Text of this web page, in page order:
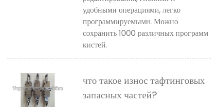
удобными операциями, легко
программируемыми. Можно
сохранить 1000 различных программ
кистей.
что такое износ тафтинговых
запасных частей?